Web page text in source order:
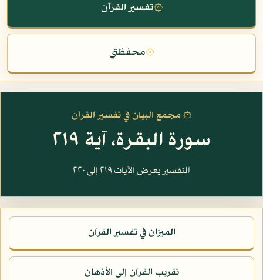
۞تفسير القرآن
۞محفظتي
۞ مجمع البيان في تفسير القرآن
سورة البقرة، آية ٢١٩
التفسير يعرض الآيات ٢١٩ إلى ٢٢٠
الميزان في تفسير القرآن
تقريب القرآن إلى الأذهان